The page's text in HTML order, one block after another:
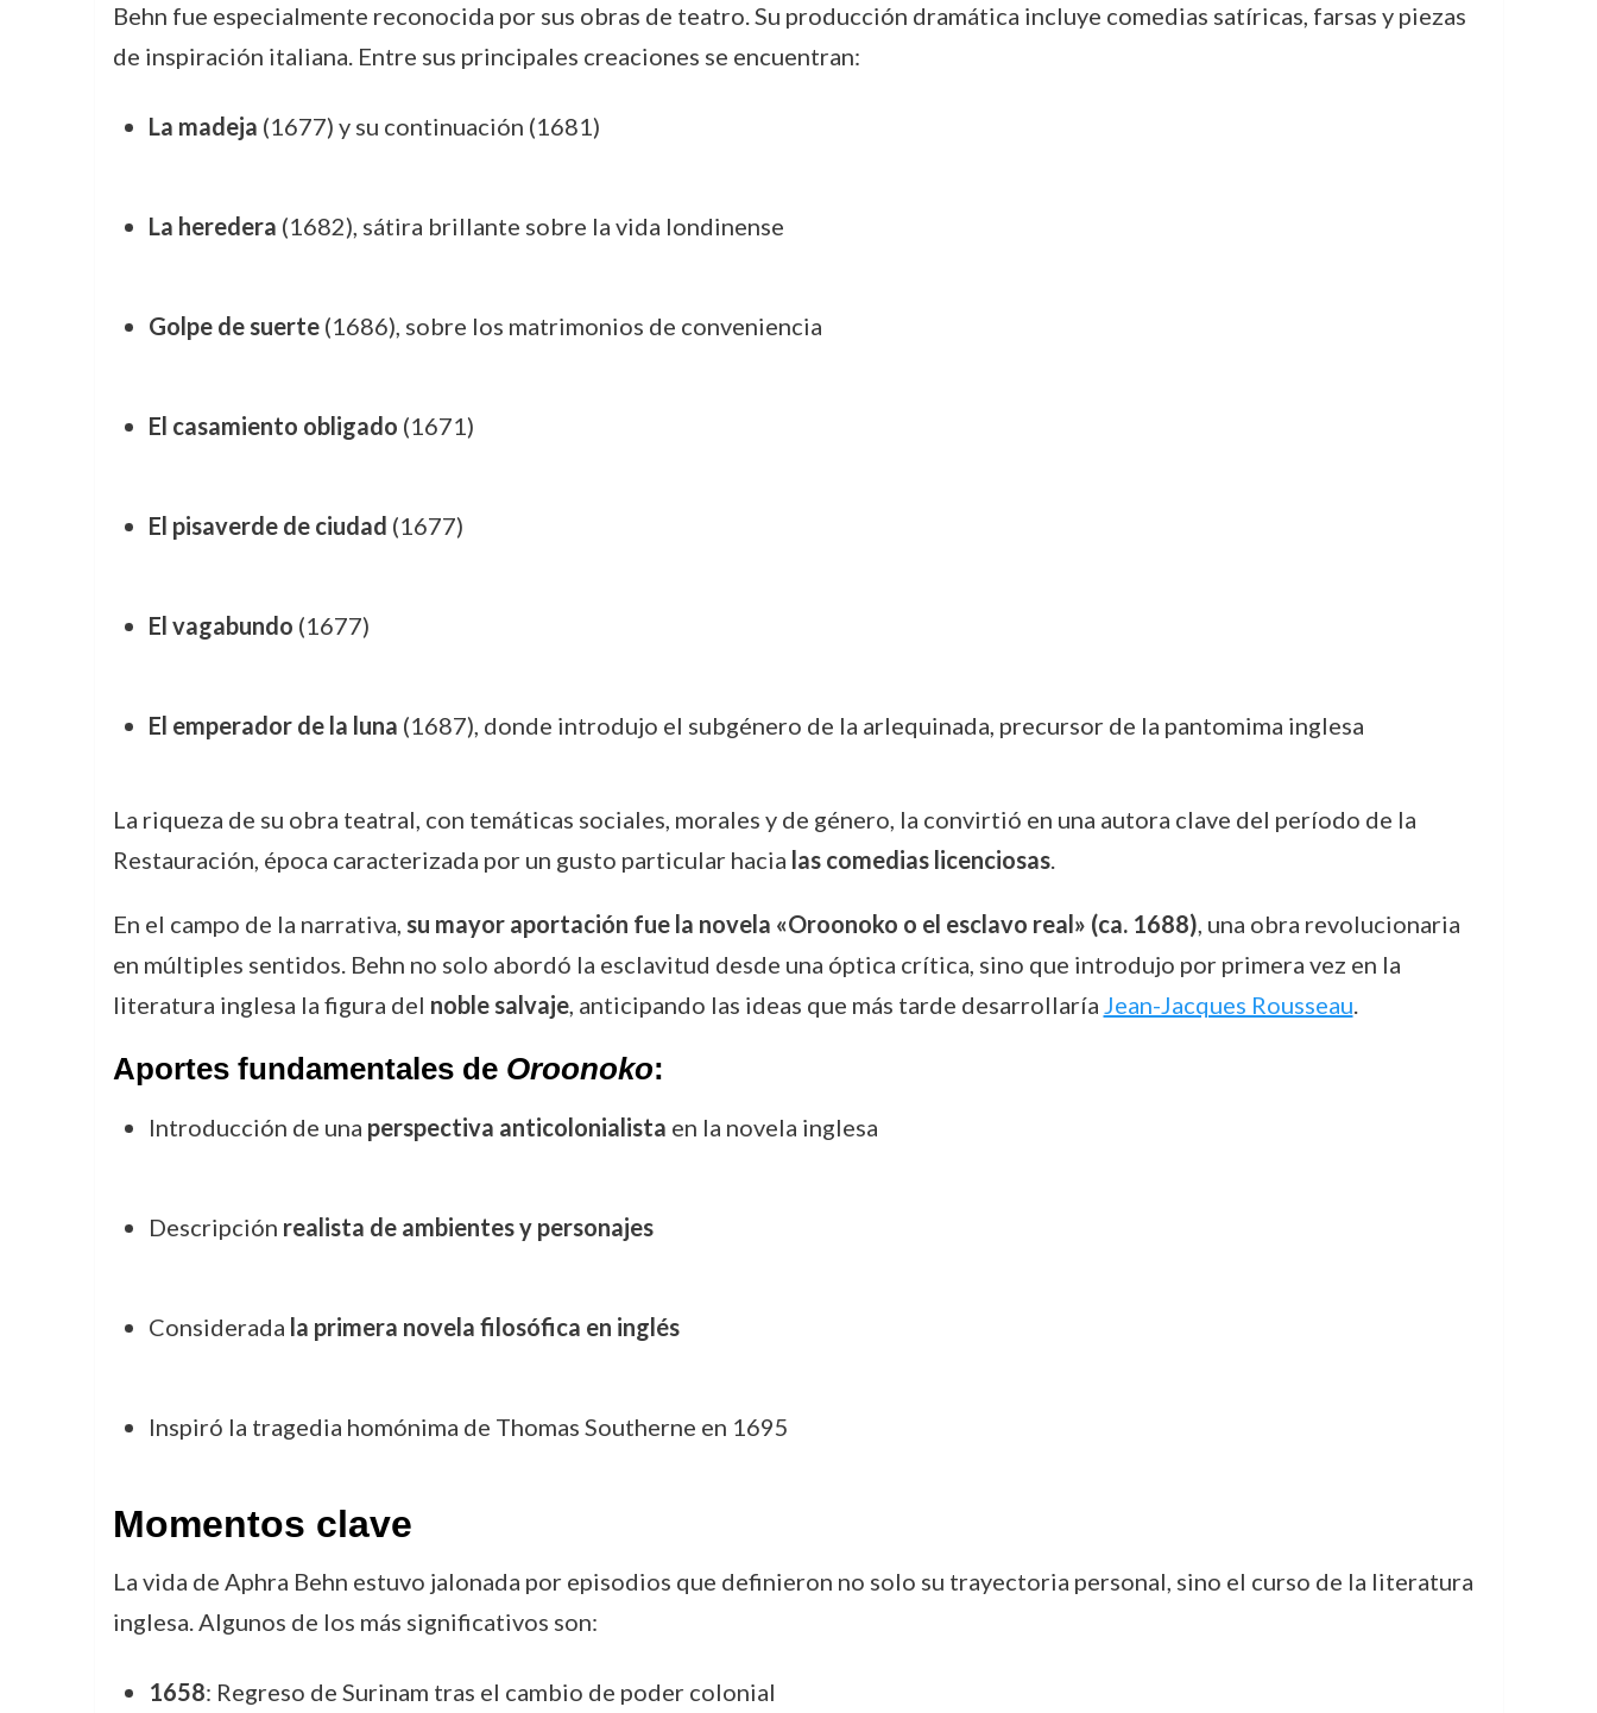
Behn fue especialmente reconocida por sus obras de teatro. Su producción dramática incluye comedias satíricas, farsas y piezas
de inspiración italiana. Entre sus principales creaciones se encuentran:
La madeja (1677) y su continuación (1681)
La heredera (1682), sátira brillante sobre la vida londinense
Golpe de suerte(1686), sobre los matrimonios de conveniencia
El casamiento obligado (1671)
El pisaverde de ciudad (1677)
El vagabundo (1677)
El emperador de la luna (1687), donde introdujo el subgénero de la arlequinada, precursor de la pantomima inglesa
La riqueza de su obra teatral, con temáticas sociales, morales y de género, la convirtió en una autora clave del período de la
Restauración, época caracterizada por un gusto particular hacia las comedias licenciosas.
En el campo de la narrativa, su mayor aportación fue la novela «Oroonoko o el esclavo real» (ca. 1688), una obra revolucionaria
en múltiples sentidos. Behn no solo abordó la esclavitud desde una óptica crítica, sino que introdujo por primera vez en la
literatura inglesa la figura del noble salvaje, anticipando las ideas que más tarde desarrollaría Jean-Jacques Rousseau.
Aportes fundamentales de Oroonoko:
Introducción de una perspectiva anticolonialista en la novela inglesa
Descripción realista de ambientes y personajes
Considerada la primera novela filosófica en inglés
Inspiró la tragedia homónima de Thomas Southerne en 1695
Momentos clave
La vida de Aphra Behn estuvo jalonada por episodios que definieron no solo su trayectoria personal, sino el curso de la literatura
inglesa. Algunos de los más significativos son:
1658: Regreso de Surinam tras el cambio de poder colonial